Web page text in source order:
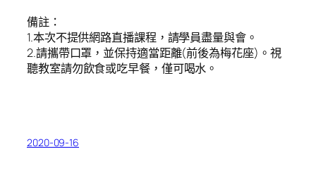
備註：
1.本次不提供網路直播課程，請學員盡量與會。
2.請攜帶口罩，並保持適當距離(前後為梅花座)。視
聽教室請勿飲食或吃早餐，僅可喝水。
2020-09-16